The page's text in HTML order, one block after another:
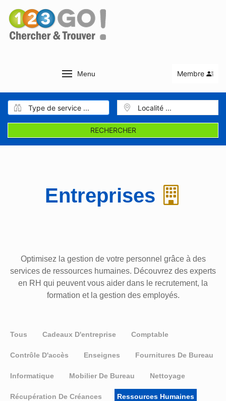
Menu Membre
RECHERCHER
Entreprises
Optimisez la gestion de votre personnel grâce à des
services de ressources humaines. Découvrez des experts
en RH qui peuvent vous aider dans le recrutement, la
formation et la gestion des employés.
Tous Cadeaux D'entreprise Comptable
Contrôle D'accès Enseignes Fournitures De Bureau
Informatique Mobilier De Bureau Nettoyage
Récupération De Créances Ressources Humaines